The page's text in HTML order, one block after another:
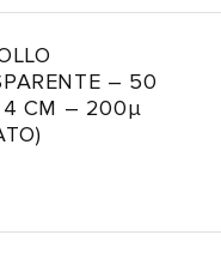
– 50
CM – 200µ